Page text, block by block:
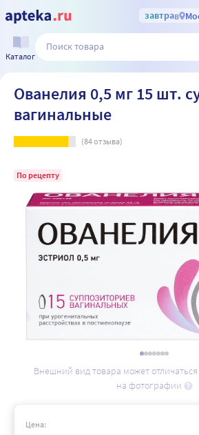
завтрав
Каталог
Ованелия 0,5 мг 15 шт.
вагинальные
(84отзыва)
По рецепту
Внешний вид товара может
на фотографии
Цена: